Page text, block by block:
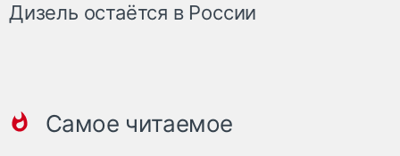
Дизель остаётся в России
Самое читаемое